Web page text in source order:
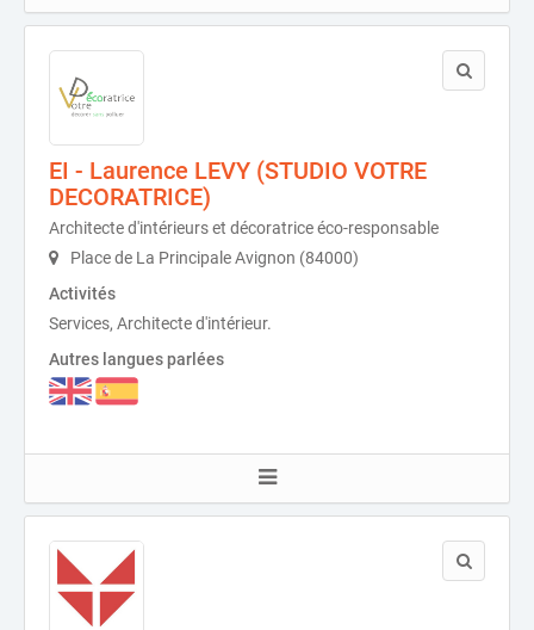
EI - Laurence LEVY (STUDIO VOTRE
DECORATRICE)
Architecte d'intérieurs et décoratrice éco-responsable
Place de La Principale Avignon (84000)
Activités
Services, Architecte d'intérieur.
Autres langues parlées